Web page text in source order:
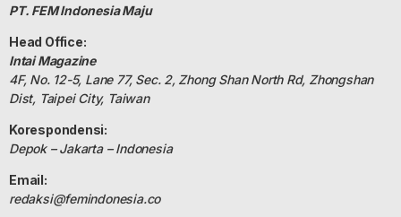
PT. FEM Indonesia Maju
Head Office:
Intai Magazine
4F, No. 12-5, Lane 77, Sec. 2, Zhong Shan North Rd, Zhongshan
Dist, Taipei City, Taiwan
Korespondensi:
Depok – Jakarta – Indonesia
Email:
redaksi@femindonesia.co